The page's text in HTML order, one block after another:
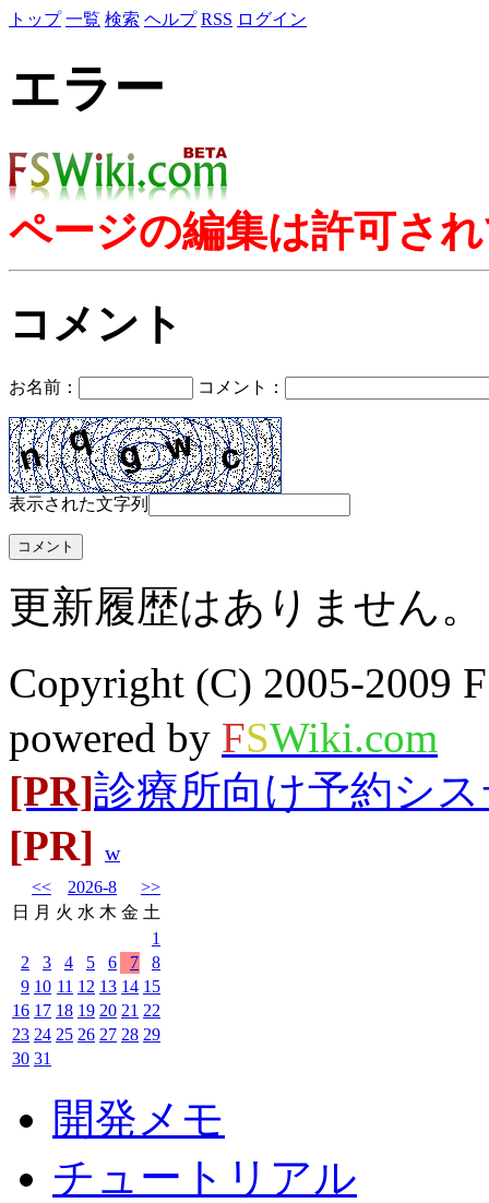
トップ 一覧 検索 ヘルプ RSS ログイン
エラー
ページの編集は許可さ
コメント
お名前： コメント：
表示された文字列
更新履歴はありません。
Copyright (C) 2005-2009
powered by FSWiki.com
[PR]診療所向け予約シ
[PR] w
<< 2026-8
>>
日 月 火 水 木 金 土
1
2
3 4 5 6 7
8
9 10 11 12 13 14 15
16 17 18 19 20 21 22
23 24 25 26 27 28 29
30 31
開発メモ
チュートリアル